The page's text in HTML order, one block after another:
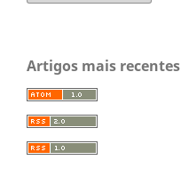
Artigos mais recentes